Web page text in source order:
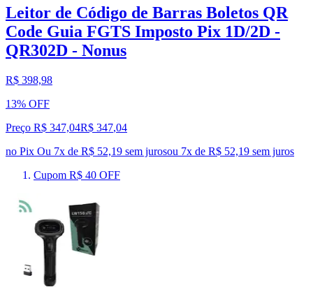
Leitor de Código de Barras Boletos QR
Code Guia FGTS Imposto Pix 1D/2D -
QR302D - Nonus
R$ 398,98
13% OFF
Preço R$ 347,04R$ 347,04
no Pix Ou 7x de R$ 52,19 sem jurosou 7x de R$ 52,19 sem juros
Cupom R$ 40 OFF